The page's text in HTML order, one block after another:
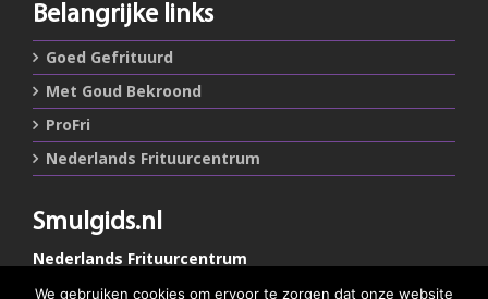
Belangrijke links
Goed Gefrituurd
Met Goud Bekroond
ProFri
Nederlands Frituurcentrum
Smulgids.nl
Nederlands Frituurcentrum
We gebruiken cookies om ervoor te zorgen dat onze website